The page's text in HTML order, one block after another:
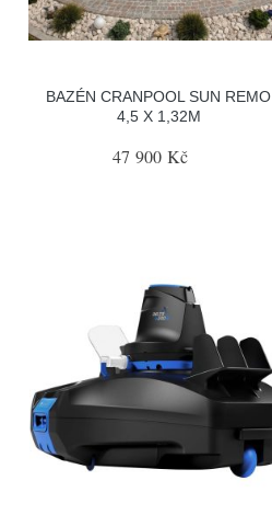
BAZÉN CRANPOOL SUN REMO
4,5 X 1,32M
47 900 Kč